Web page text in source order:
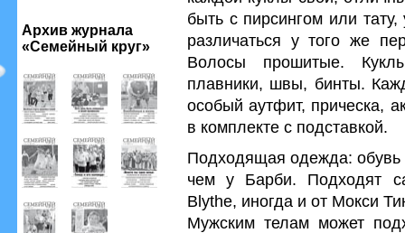
Архив журнала
«Семейный круг»
быть с пирсингом или
различаться у того же
Волосы прошитые.
плавники, швы, бинты.
особый аутфит, прическа,
в комплекте с подставкой.
Подходящая одежда: обувь
чем у Барби. Подходят
Blythe, иногда и от Мокси
Мужским телам может